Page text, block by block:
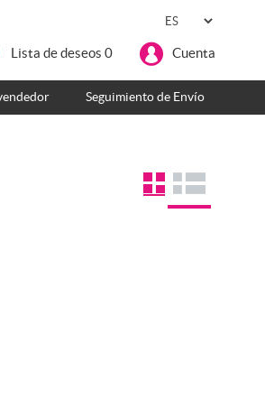
Lista de deseos 0 Cuenta
Seguimiento de Envío